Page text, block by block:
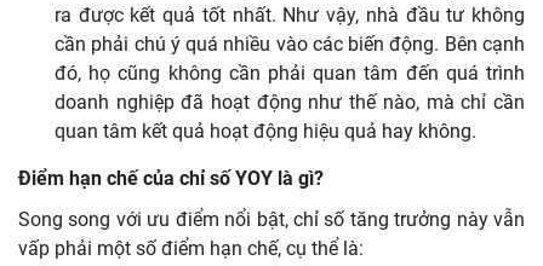
ra được kết quả tốt nhất. Như vậy, nhà đầu tư không
cần phải chú ý quá nhiều vào các biến động. Bên cạnh
đó, họ cũng không cần phải quan tâm đến quá trình
doanh nghiệp đã hoạt động như thế nào, mà chỉ cần
quan tâm kết quả hoạt động hiệu quả hay không.
Điểm hạn chế của chỉ số YOY là gì?
Song song với ưu điểm nổi bật, chỉ số tăng trưởng này vẫn
vấp phải một số điểm hạn chế, cụ thể là: